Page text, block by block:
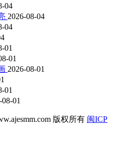
04
2026-08-04
04
01
01
2026-08-01
01
01
版权所有 闽ICP